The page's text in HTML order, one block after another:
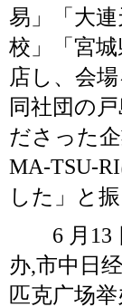
易」「大
校」「宮
店し、会
同社団の
ださった
MA-TSU-
した」と
6 月13 日
办,市中日
匹克广场举